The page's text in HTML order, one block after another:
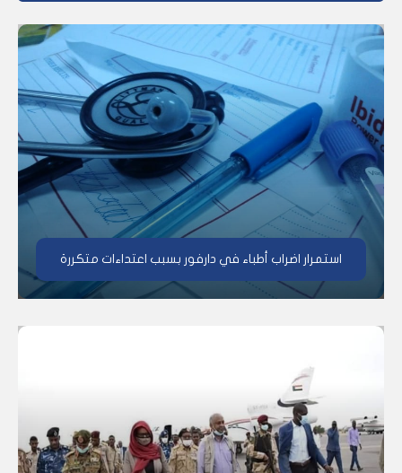
استمرار اضراب أطباء في دارفور بسبب اعتداءات متكررة